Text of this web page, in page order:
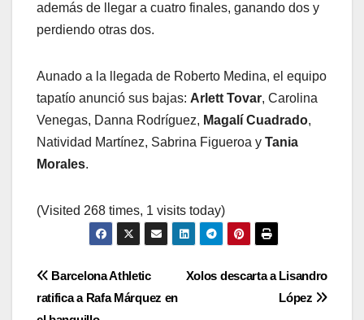
además de llegar a cuatro finales, ganando dos y
perdiendo otras dos.
Aunado a la llegada de Roberto Medina, el equipo
tapatío anunció sus bajas: Arlett Tovar, Carolina
Venegas, Danna Rodríguez, Magalí Cuadrado,
Natividad Martínez, Sabrina Figueroa y Tania
Morales.
(Visited 268 times, 1 visits today)
Navegación
Xolos descarta a Lisandro
López
Barcelona Athletic
ratifica a Rafa Márquez en